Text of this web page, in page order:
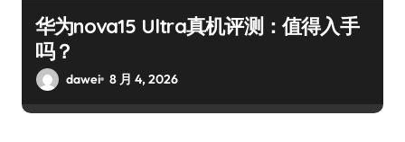
华为nova15 Ultra真机评测：值得入手
吗？
dawei 8 月 4, 2026